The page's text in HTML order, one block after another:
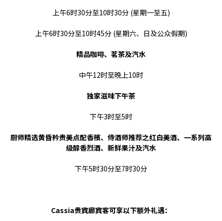
上午6时30分至10时30分 (星期一至五)
上午6时30分至10时45分 (星期六、日及公众假期)
精品咖啡、茗茶及汽水
中午12时至晚上10时
独家滋味下午茶
下午3时至5时
厨师精选黄昏矜贵美点配香檳、侍酒师推荐之红白美酒、 一系列高
级醇香烈酒、新鲜果汁及汽水
下午5时30分至7时30分
Cassia贵宾廊宾客可享以下额外礼遇：